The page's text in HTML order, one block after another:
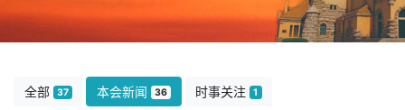
全部 37 本会新闻 36 时事关注 1